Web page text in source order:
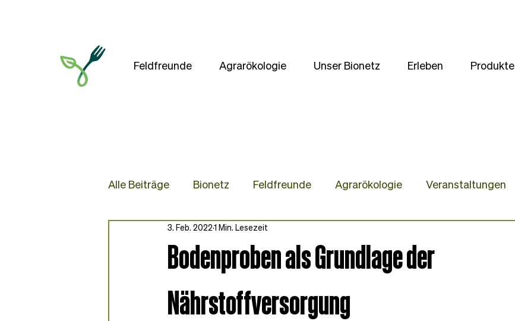
Feldfreunde Agrarökologie Unser Bionetz Erleben Produkte
Alle Beiträge Bionetz Feldfreunde Agrarökologie Veranstaltungen
Blog Rezepte
Bodenproben als Grundlage der
Nährstoffversorgung
3. Feb. 20221 Min. Lesezeit